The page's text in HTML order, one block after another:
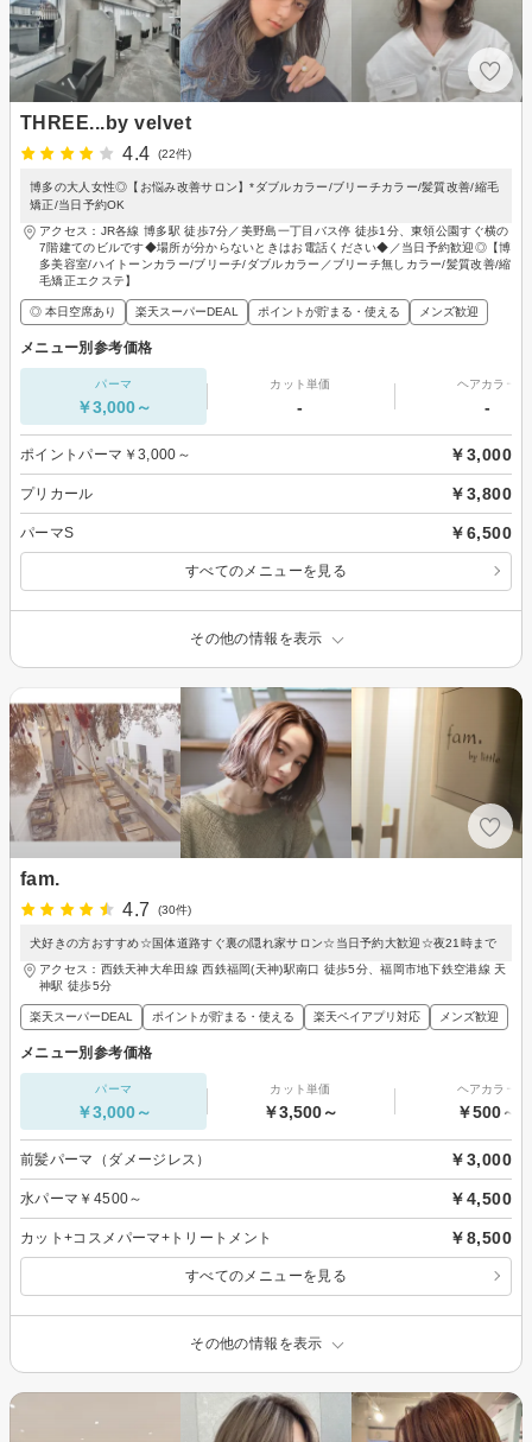
THREE...by velvet
4.4
(22件)
博多の大人女性◎【お悩み改善サロン】*ダブルカラー/ブリーチカラー/髪質改善/縮毛
矯正/当日予約OK
アクセス：JR各線 博多駅 徒歩7分／美野島一丁目バス停 徒歩1分、東領公園すぐ横の
7階建てのビルです◆場所が分からないときはお電話ください◆／当日予約歓迎◎【博
多美容室/ハイトーンカラー/ブリーチ/ダブルカラー／ブリーチ無しカラー/髪質改善/縮
毛矯正エクステ】
◎ 本日空席あり 楽天スーパーDEAL ポイントが貯まる・使える メンズ歓迎
メニュー別参考価格
パーマ
￥3,000～
カット単価
-
ヘアカラー
-
ポイントパーマ￥3,000～ ￥3,000
プリカール ￥3,800
パーマS ￥6,500
すべてのメニューを見る
その他の情報を表示
fam.
4.7
(30件)
犬好きの方おすすめ☆国体道路すぐ裏の隠れ家サロン☆当日予約大歓迎☆夜21時まで
アクセス：西鉄天神大牟田線 西鉄福岡(天神)駅南口 徒歩5分、福岡市地下鉄空港線 天
神駅 徒歩5分
楽天スーパーDEAL ポイントが貯まる・使える 楽天ペイアプリ対応 メンズ歓迎
メニュー別参考価格
パーマ
￥3,000～
カット単価
￥3,500～
ヘアカラー
￥500～
前髪パーマ（ダメージレス） ￥3,000
水パーマ￥4500～ ￥4,500
カット+コスメパーマ+トリートメント ￥8,500
すべてのメニューを見る
その他の情報を表示